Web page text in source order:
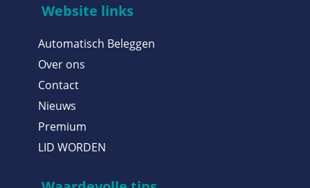
Website links
Automatisch Beleggen
Over ons
Contact
Nieuws
Premium
LID WORDEN